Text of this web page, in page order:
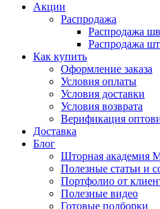
Акции
Распродажа
Распродажа
Распродажа
Как купить
Оформление заказа
Условия оплаты
Условия доставки
Условия возврата
Верификация
Доставка
Блог
Шторная академия
Полезные статьи и
Портфолио от
Полезные видео
Готовые подборки